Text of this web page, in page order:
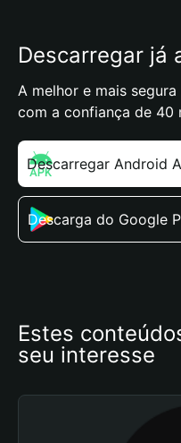
Descarregar já
A melhor e mais
com a confiança de 40
Descarregar Android
Descarga do Google
Estes
seu interesse